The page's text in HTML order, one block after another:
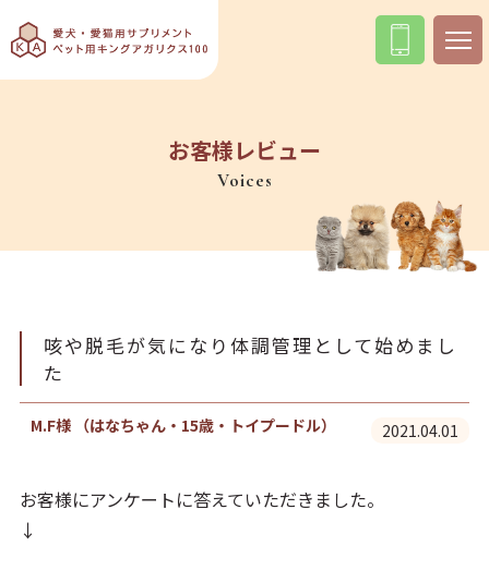
お客様レビュー
Voices
咳や脱毛が気になり体調管理として始めまし
た
M.F様 （はなちゃん・15歳・トイプードル） 2021.04.01
お客様にアンケートに答えていただきました。
↓